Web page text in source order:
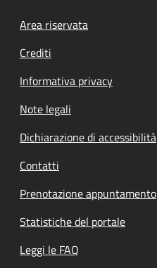
Footer menu
Area riservata
Crediti
Informativa privacy
Note legali
Dichiarazione di accessibilità
Contatti
Prenotazione appuntamento
Statistiche del portale
Leggi le FAQ